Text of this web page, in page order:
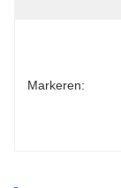
Markeren: